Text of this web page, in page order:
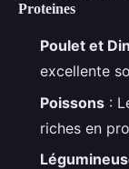
Proteines
Poulet et
excellente
Poissons :
riches en